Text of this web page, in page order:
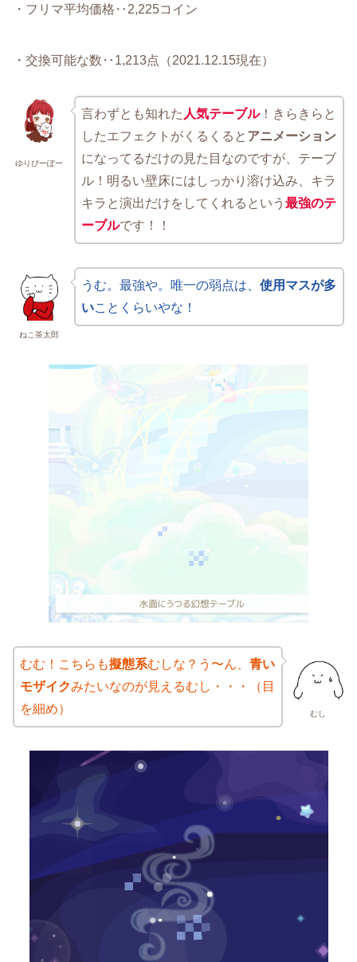
・フリマ平均価格‥2,225コイン
・交換可能な数‥1,213点（2021.12.15現在）
ゆりぴーぽー
言わずとも知れた 人気テーブル！きらきらと
したエフェクトがくるくると アニメーション
になってるだけの見た目なのですが、テーブ
ル！明るい壁床にはしっかり溶け込み、キラ
キラと演出だけをしてくれるという 最強のテ
ーブルです！！
ねこ茶太郎
うむ。最強や。唯一の弱点は、 使用マスが多
いことくらいやな！
むし
むむ！こちらも擬態系むしな？う〜ん、 青い
モザイクみたいなのが見えるむし・・・（目
を細め）